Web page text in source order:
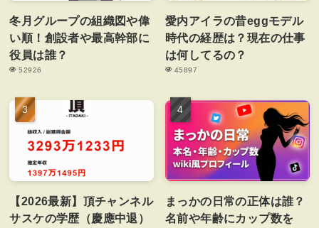
冬月グループの組織図や偉
い順！創設者や最高幹部に
役員は誰？
52926
愛内アイラの昔eggモデル
時代の経歴は？現在の仕事
は何してるの？
45897
【2026最新】頂チャンネル
サスケの学歴（慶應中退）
まっかの日常の正体は誰？
名前や年齢にカップ数を